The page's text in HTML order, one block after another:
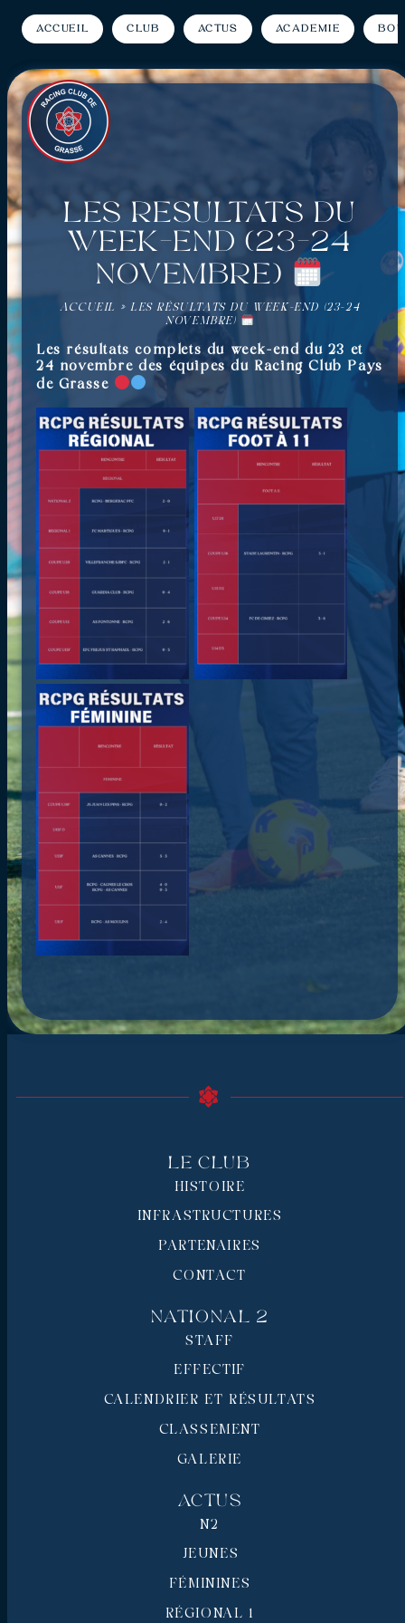
Accueil Club Actus Académie
Les résultats du
week-end (23-24
Novembre)
ACCUEIL » LES RÉSULTATS DU WEEK-END (23-24
NOVEMBRE)
Les résultats complets du week-end du 23 et
24 novembre des équipes du Racing Club Pays
de Grasse
Le Club
HISTOIRE
INFRASTRUCTURES
PARTENAIRES
CONTACT
National 2
STAFF
EFFECTIF
CALENDRIER ET RÉSULTATS
CLASSEMENT
GALERIE
Actus
N2
JEUNES
FÉMININES
RÉGIONAL 1